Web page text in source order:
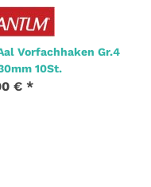
Vorfachhaken Gr.4
10St.
€ *